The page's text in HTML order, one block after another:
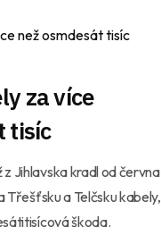
za více
tisíc
Jihlavska kradl od června
Třešťsku a Telčsku kabely,
škoda.